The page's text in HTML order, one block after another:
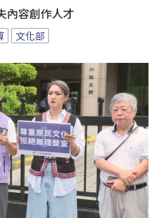
內容創作人才
文化部